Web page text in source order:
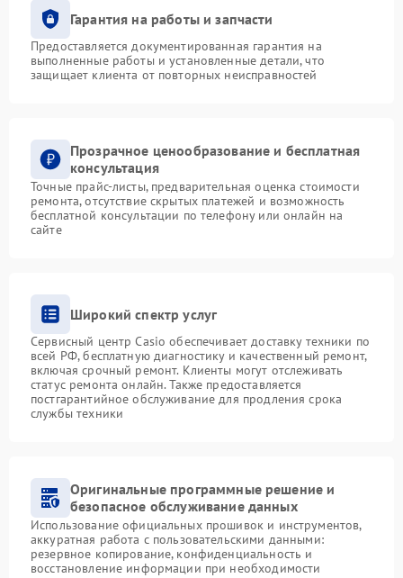
Гарантия на работы и запчасти
Предоставляется документированная гарантия на
выполненные работы и установленные детали, что
защищает клиента от повторных неисправностей
Прозрачное ценообразование и бесплатная
консультация
Точные прайс-листы, предварительная оценка стоимости
ремонта, отсутствие скрытых платежей и возможность
бесплатной консультации по телефону или онлайн на
сайте
Широкий спектр услуг
Сервисный центр Casio обеспечивает доставку техники по
всей РФ, бесплатную диагностику и качественный ремонт,
включая срочный ремонт. Клиенты могут отслеживать
статус ремонта онлайн. Также предоставляется
постгарантийное обслуживание для продления срока
службы техники
Оригинальные программные решение и
безопасное обслуживание данных
Использование официальных прошивок и инструментов,
аккуратная работа с пользовательскими данными:
резервное копирование, конфиденциальность и
восстановление информации при необходимости